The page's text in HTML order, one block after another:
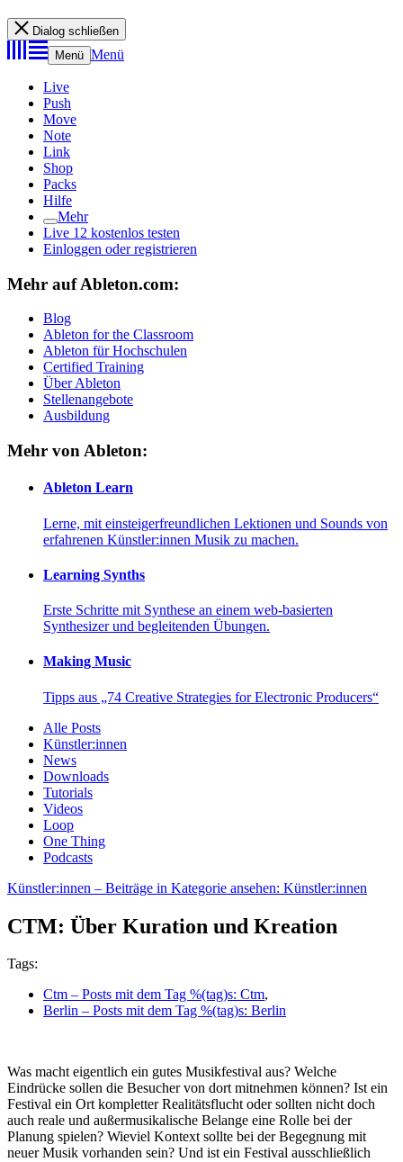
Dialog schließen
Menü Menü
Live
Push
Move
Note
Link
Shop
Packs
Hilfe
Mehr
Live 12 kostenlos testen
Einloggen oder registrieren
Mehr auf Ableton.com:
Blog
Ableton for the Classroom
Ableton für Hochschulen
Certified Training
Über Ableton
Stellenangebote
Ausbildung
Mehr von Ableton:
Ableton Learn
Lerne, mit einsteigerfreundlichen Lektionen und Sounds von
erfahrenen Künstler:innen Musik zu machen.
Learning Synths
Erste Schritte mit Synthese an einem web-basierten
Synthesizer und begleitenden Übungen.
Making Music
Tipps aus „74 Creative Strategies for Electronic Producers“
Alle Posts
Künstler:innen
News
Downloads
Tutorials
Videos
Loop
One Thing
Podcasts
Künstler:innen – Beiträge in Kategorie ansehen: Künstler:innen
CTM: Über Kuration und Kreation
Tags:
Ctm – Posts mit dem Tag %(tag)s: Ctm,
Berlin – Posts mit dem Tag %(tag)s: Berlin
Was macht eigentlich ein gutes Musikfestival aus? Welche
Eindrücke sollen die Besucher von dort mitnehmen können? Ist ein
Festival ein Ort kompletter Realitätsflucht oder sollten nicht doch
auch reale und außermusikalische Belange eine Rolle bei der
Planung spielen? Wieviel Kontext sollte bei der Begegnung mit
neuer Musik vorhanden sein? Und ist ein Festival ausschließlich